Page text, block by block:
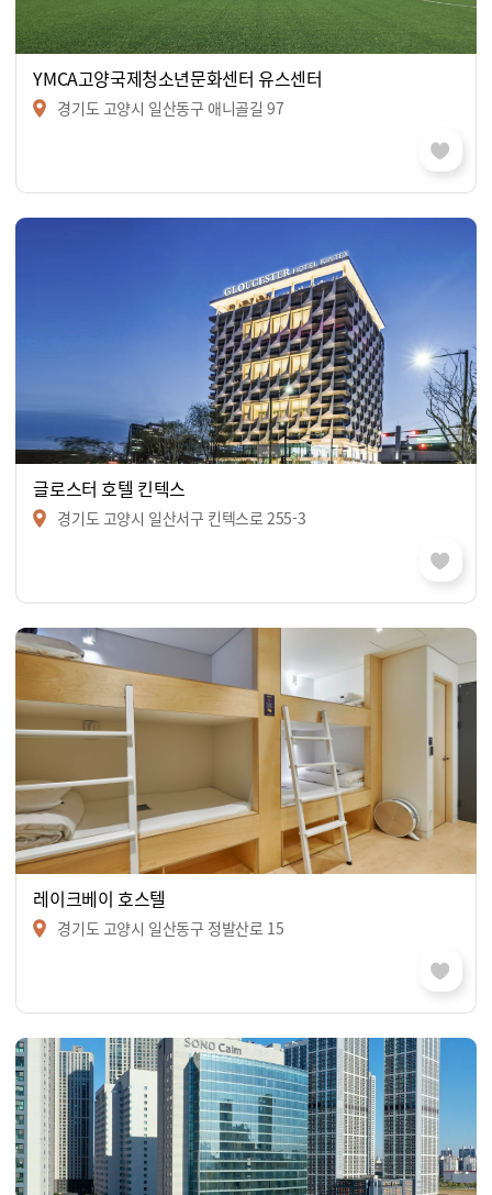
YMCA고양국제청소년문화센터 유스센터
경기도 고양시 일산동구 애니골길 97
글로스터 호텔 킨텍스
경기도 고양시 일산서구 킨텍스로 255-3
레이크베이 호스텔
경기도 고양시 일산동구 정발산로 15